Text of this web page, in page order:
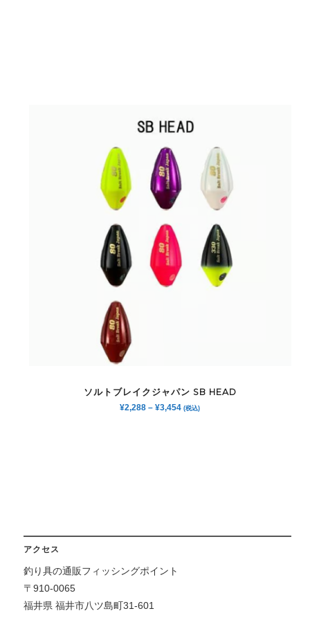
ソルトブレイクジャパン SB HEAD
¥2,288 –¥3,454 (税込)
アクセス
釣り具の通販フィッシングポイント
〒910-0065
福井県 福井市八ツ島町31-601